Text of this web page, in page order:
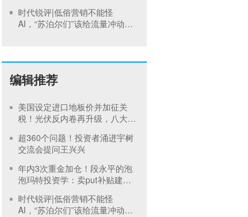
时代锐评|低俗营销不能怪
AI，“苏泊尔们”该给流量冲动踩
编辑推荐
美国设定进口地板价并加征关
税！光伏反内卷再升级，八大硅
超360个问题！投资者涌进宇树
交流会提问王兴兴
年内3次重金加仓！段永平的泡
泡玛特投资学：卖put补贴建
持有
时代锐评|低俗营销不能怪
AI，“苏泊尔们”该给流量冲动踩